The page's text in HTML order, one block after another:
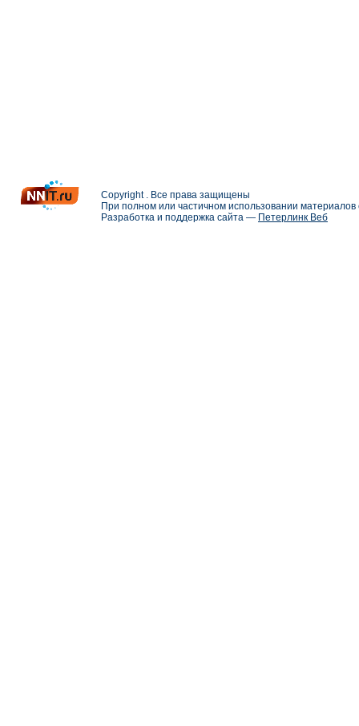
Copyright . Все права защищены
При полном или частичном использовании
Разработка и поддержка сайта — Петерлинк Веб